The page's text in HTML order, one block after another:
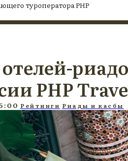
туроператора PHP
отелей-
PHP
Рейтинги Риады и касбы